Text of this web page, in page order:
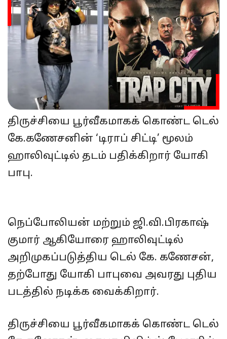
திருச்சியை பூர்வீகமாகக் கொண்ட டெல்
கே.கணேசனின் ‘டிராப் சிட்டி’ மூலம்
ஹாலிவுட்டில் தடம் பதிக்கிறார் யோகி
பாபு.
நெப்போலியன் மற்றும் ஜி.வி.பிரகாஷ்
குமார் ஆகியோரை ஹாலிவுட்டில்
அறிமுகப்படுத்திய டெல் கே. கணேசன்,
தற்போது யோகி பாபுவை அவரது புதிய
படத்தில் நடிக்க வைக்கிறார்.
திருச்சியை பூர்வீகமாகக் கொண்ட‌ டெல்